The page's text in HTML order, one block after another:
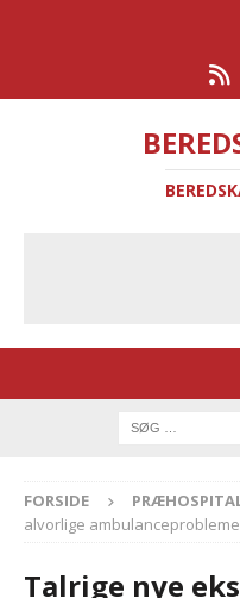
FORSIDE
alvorlige
Talrige nye